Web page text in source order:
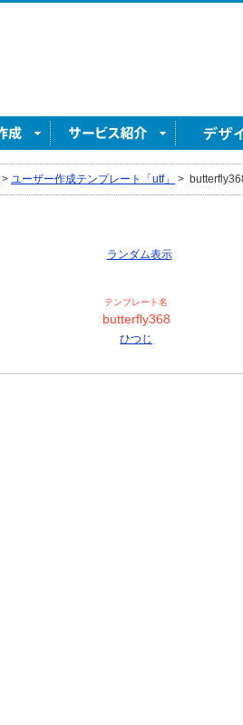
> ユーザー作成テンプレート「utf」 >
ランダム表示
テンプレート名
butterfly368
ひつじ